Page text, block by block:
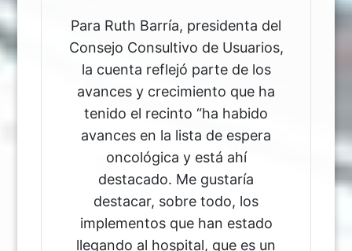
Para Ruth Barría, presidenta del
Consejo Consultivo de Usuarios,
la cuenta reflejó parte de los
avances y crecimiento que ha
tenido el recinto “ha habido
avances en la lista de espera
oncológica y está ahí
destacado. Me gustaría
destacar, sobre todo, los
implementos que han estado
llegando al hospital, que es un